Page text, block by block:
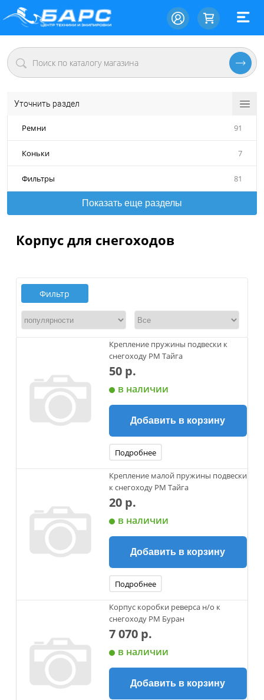
Уточнить раздел
Ремни 91
Коньки 7
Фильтры 81
Показать еще разделы
Корпус для снегоходов
Фильтр
Крепление пружины подвески к
снегоходу РМ Тайга
50 р.
в наличии
Добавить в корзину
Подробнее
Крепление малой пружины подвески
к снегоходу РМ Тайга
20 р.
в наличии
Добавить в корзину
Подробнее
Корпус коробки реверса н/о к
снегоходу РМ Буран
7 070 р.
в наличии
Добавить в корзину